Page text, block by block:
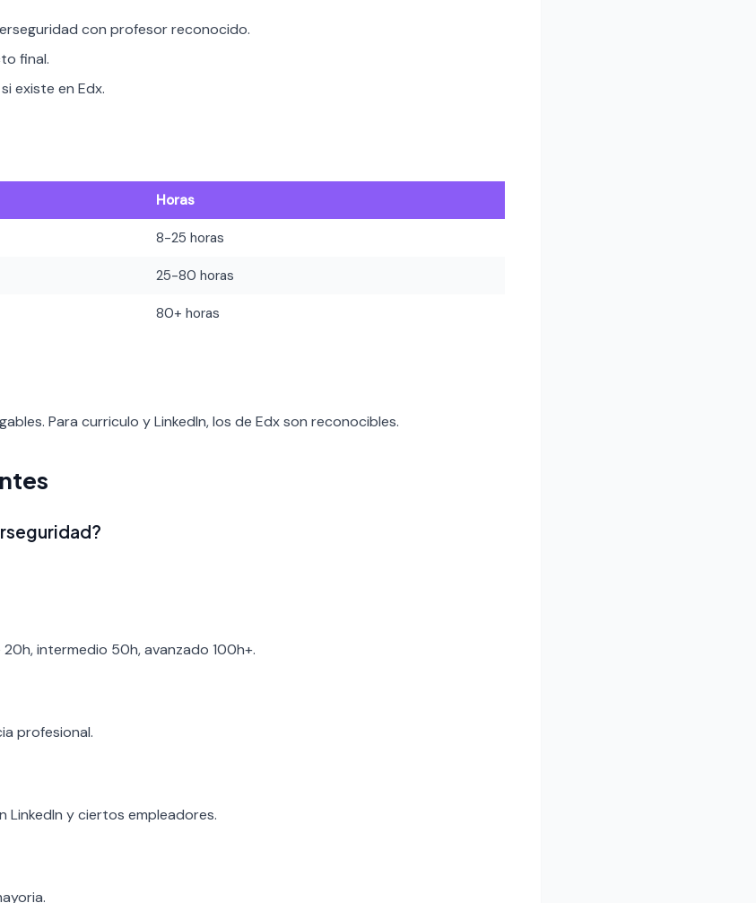
con profesor reconocido.
final.
existe en Edx.
Horas
8-25 horas
25-80 horas
80+ horas
Para curriculo y LinkedIn, los de Edx son reconocibles.
intermedio 50h, avanzado 100h+.
profesional.
LinkedIn y ciertos empleadores.